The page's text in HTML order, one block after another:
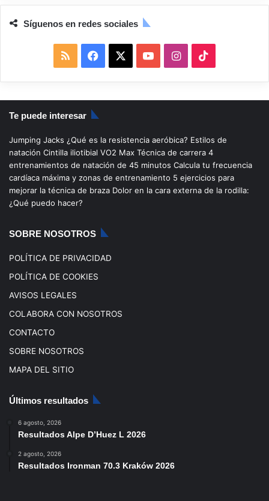
Síguenos en redes sociales
S
S
a
c
b
o
o
u
u
b
I
n
s
a
g
i
k
o
k
Te puede interesar
Jumping Jacks ¿Qué es la resistencia aeróbica? Estilos de
natación Cintilla iliotibial VO2 Max Técnica de carrera 4
entrenamientos de natación de 45 minutos Calcula tu frecuencia
cardíaca máxima y zonas de entrenamiento 5 ejercicios para
mejorar la técnica de braza Dolor en la cara externa de la rodilla:
¿Qué puedo hacer?
SOBRE NOSOTROS
POLÍTICA DE PRIVACIDAD
POLÍTICA DE COOKIES
AVISOS LEGALES
COLABORA CON NOSOTROS
CONTACTO
SOBRE NOSOTROS
MAPA DEL SITIO
Últimos resultados
6 agosto, 2026
Resultados Alpe D’Huez L 2026
2 agosto, 2026
Resultados Ironman 70.3 Kraków 2026